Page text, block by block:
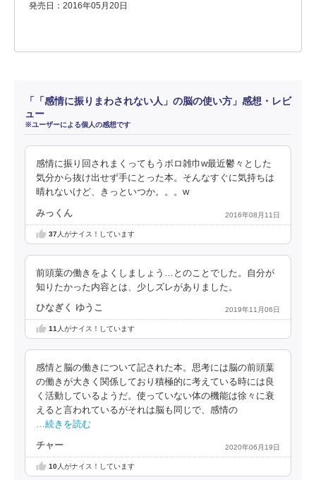
発売日：2016年05月20日
「「感情に振りまわされない人」の脳の使い方」感想・レビ
ュー
※ユーザーによる個人の感想です
感情に振り回されまくってもうボロ雑巾w最近鬱々とした
気分から抜け出せず手にとった本。そんなすぐに気持ちは
晴れないけど、きっといつか。。。w
みっくん 2016年08月11日
37人がナイス！しています
前頭葉の働きをよくしましょう…とのことでした。自分が
知りたかった内容とは、少しズレがありました。
ひなぎく ゆうこ 2019年11月06日
11 人がナイス！しています
感情と脳の働きについて記された本。思考には脳の前頭葉
の働きが大きく関係しており積極的に考えている時には良
く活動しているようだ。使っていない体の機能は徐々に衰
えると言われているがそれは脳も同じで、感情の
…続きを読む
チャー 2020年06月19日
10人がナイス！しています